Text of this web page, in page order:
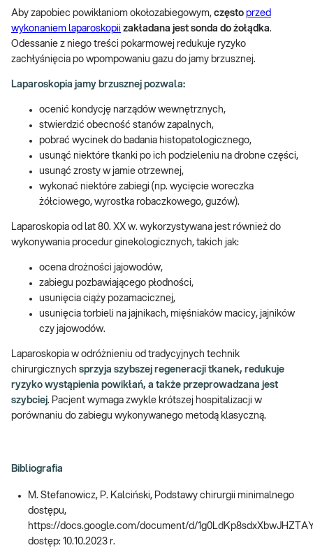
Aby zapobiec powikłaniom okołozabiegowym, często przed
wykonaniem laparoskopii zakładana jest sonda do żołądka.
Odessanie z niego treści pokarmowej redukuje ryzyko
zachłyśnięcia po wpompowaniu gazu do jamy brzusznej.
Laparoskopia jamy brzusznej pozwala:
ocenić kondycję narządów wewnętrznych,
stwierdzić obecność stanów zapalnych,
pobrać wycinek do badania histopatologicznego,
usunąć niektóre tkanki po ich podzieleniu na drobne części,
usunąć zrosty w jamie otrzewnej,
wykonać niektóre zabiegi (np. wycięcie woreczka
żółciowego, wyrostka robaczkowego, guzów).
Laparoskopia od lat 80. XX w. wykorzystywana jest również do
wykonywania procedur ginekologicznych, takich jak:
ocena drożności jajowodów,
zabiegu pozbawiającego płodności,
usunięcia ciąży pozamacicznej,
usunięcia torbieli na jajnikach, mięśniaków macicy, jajników
czy jajowodów.
Laparoskopia w odróżnieniu od tradycyjnych technik
chirurgicznych sprzyja szybszej regeneracji tkanek, redukuje
ryzyko wystąpienia powikłań, a także przeprowadzana jest
szybciej. Pacjent wymaga zwykle krótszej hospitalizacji w
porównaniu do zabiegu wykonywanego metodą klasyczną.
Bibliografia
M. Stefanowicz, P. Kalciński, Podstawy chirurgii minimalnego
dostępu,
https://docs.google.com/document/d/
dostęp: 10.10.2023 r.